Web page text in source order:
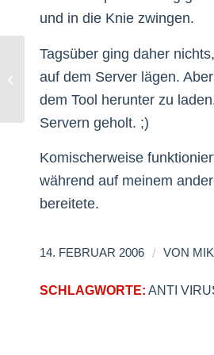
und in die Knie zwingen.
Tagsüber ging daher
auf dem Server lägen.
dem Tool herunter zu
Servern geholt. ;)
Komischerweise
während auf meinem
bereitete.
14. FEBRUAR 2006 / VON
SCHLAGWORTE: ANTI
Wireless LAN und Flatrate